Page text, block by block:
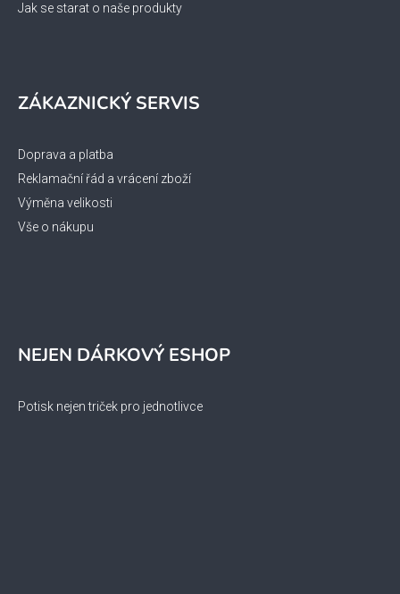
Jak se starat o naše produkty
ZÁKAZNICKÝ SERVIS
Doprava a platba
Reklamační řád a vrácení zboží
Výměna velikosti
Vše o nákupu
NEJEN DÁRKOVÝ ESHOP
Potisk nejen triček pro jednotlivce